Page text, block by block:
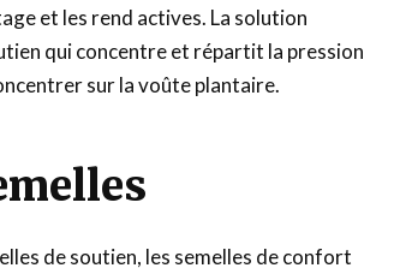
et les rend actives. La solution
qui concentre et répartit la pression
sur la voûte plantaire.
de soutien, les semelles de confort